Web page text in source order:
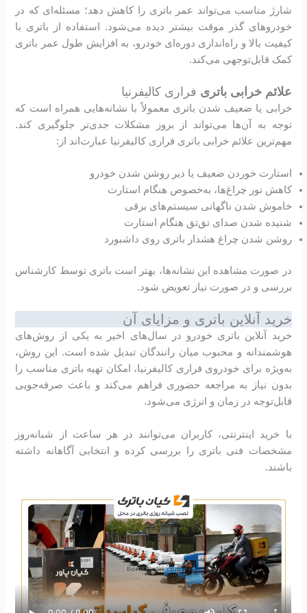
شارژ مناسب می‌تواند عمر باتری را کاهش دهد؛ مسئله‌ای که در
خودروهای گذر موقت بیشتر دیده می‌شود. استفاده از باتری با
کیفیت بالا و راه‌اندازی دوره‌ای خودرو، به افزایش طول عمر باتری
کمک قابل‌توجهی می‌کند.
علائم خرابی باتری فراری کالیفرنیا
خرابی یا ضعیف شدن باتری معمولاً با نشانه‌هایی همراه است که
توجه به آن‌ها می‌تواند از بروز مشکلات جدی‌تر جلوگیری کند.
مهم‌ترین علائم خرابی باتری فراری کالیفرنیا عبارت‌اند از:
استارت خوردن ضعیف یا دیر روشن شدن خودرو
کاهش نور چراغ‌ها، به‌خصوص هنگام استارت
خاموش شدن ناگهانی سیستم‌های برقی
شنیده شدن صدای تق‌تق هنگام استارت
روشن شدن چراغ هشدار باتری روی داشبورد
در صورت مشاهده این نشانه‌ها، بهتر است باتری توسط کارشناس
بررسی و در صورت نیاز تعویض شود.
خرید آنلاین باتری و مزایای آن
خرید آنلاین باتری خودرو در سال‌های اخیر به یکی از روش‌های
هوشمندانه و محبوب میان رانندگان تبدیل شده است. این روش،
به‌ویژه برای خودروی فراری کالیفرنیا، امکان تهیه باتری مناسب را
بدون نیاز به مراجعه حضوری فراهم می‌کند و باعث صرفه‌جویی
قابل‌توجه در زمان و انرژی می‌شود.
با خرید اینترنتی، کاربران می‌توانند در هر ساعت از شبانه‌روز
مشخصات فنی باتری را بررسی کرده و انتخابی آگاهانه داشته
باشند.